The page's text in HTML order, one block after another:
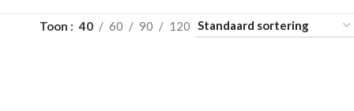
Toon 40 60 90 120